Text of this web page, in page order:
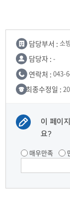
담당부서 : 소
담당자 : -
연락처 : 043-
최종수정일 :
이 페이
요?
매우만족